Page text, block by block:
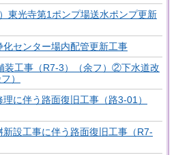
東光寺第1ポンプ場送水ポンプ更新
化センター場内配管更新工事
工事（R7-3）（余フ）②下水道改
）
に伴う路面復旧工事（路3-01）
新設工事に伴う路面復旧工事（R7-